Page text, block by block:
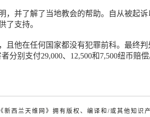
，并了解了当地教会的帮助。自从被起诉
了支持。
且他在任何国家都没有犯罪前科。最终判
别支付29,000、12,500和7,500纽币赔偿
西兰天维网》拥有版权、编译和/或其他知识